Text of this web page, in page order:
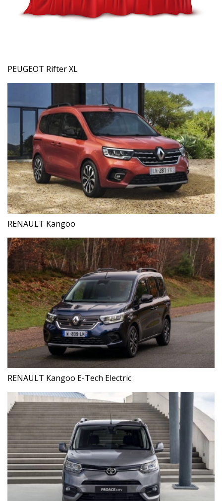
PEUGEOT Rifter XL
RENAULT Kangoo
RENAULT Kangoo E-Tech Electric